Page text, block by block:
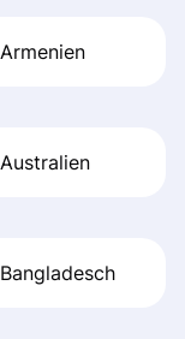
Armenien
Australien
Bangladesch